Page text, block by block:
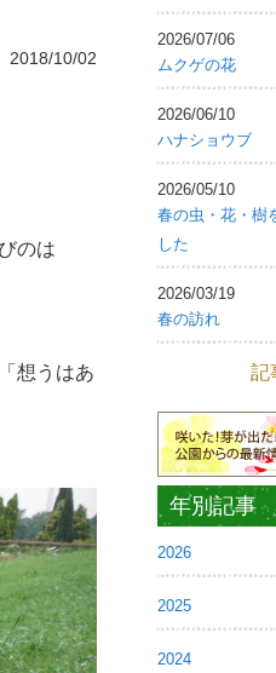
2018/10/02
のは
「想うはあ
2026/07/06
ムクゲの花
2026/06/10
ハナショウブ
2026/05/10
春の虫・花・樹
した
2026/03/19
春の訪れ
記
年別記事
2026
2025
2024